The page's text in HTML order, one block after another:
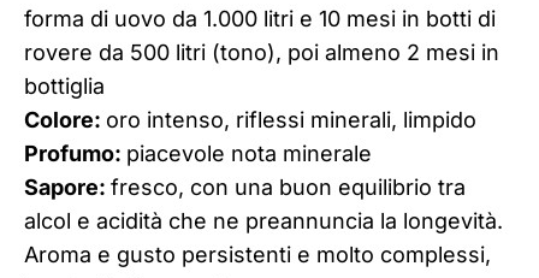
forma di uovo da 1.000 litri e 10 mesi in botti di
rovere da 500 litri (tono), poi almeno 2 mesi in
bottiglia
Colore: oro intenso, riflessi minerali, limpido
Profumo: piacevole nota minerale
Sapore: fresco, con una buon equilibrio tra
alcol e acidità che ne preannuncia la longevità.
Aroma e gusto persistenti e molto complessi,